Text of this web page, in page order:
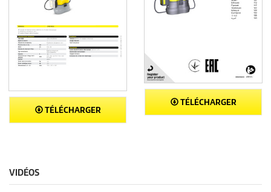
TÉLÉCHARGER
TÉLÉCHARGER
VIDÉOS